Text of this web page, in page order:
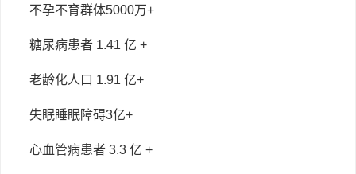
不孕不育群体5000万+
糖尿病患者 1.41 亿 +
老龄化人口 1.91 亿+
失眠睡眠障碍3亿+
心血管病患者 3.3 亿 +